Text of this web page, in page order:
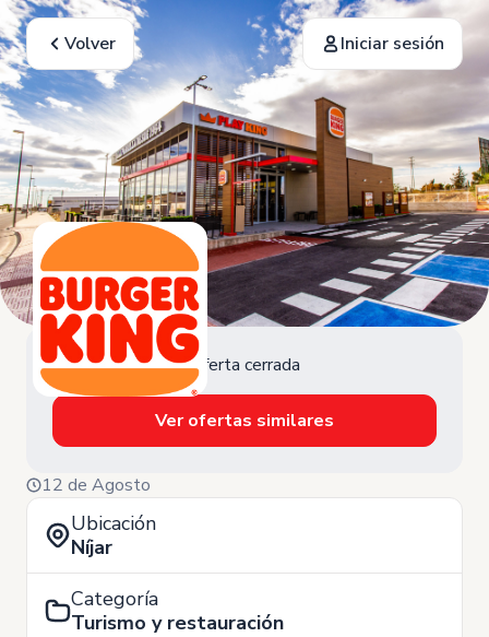
Volver Iniciar sesión
Oferta cerrada
Ver ofertas similares
12 de Agosto
Ubicación
Níjar
Categoría
Turismo y restauración